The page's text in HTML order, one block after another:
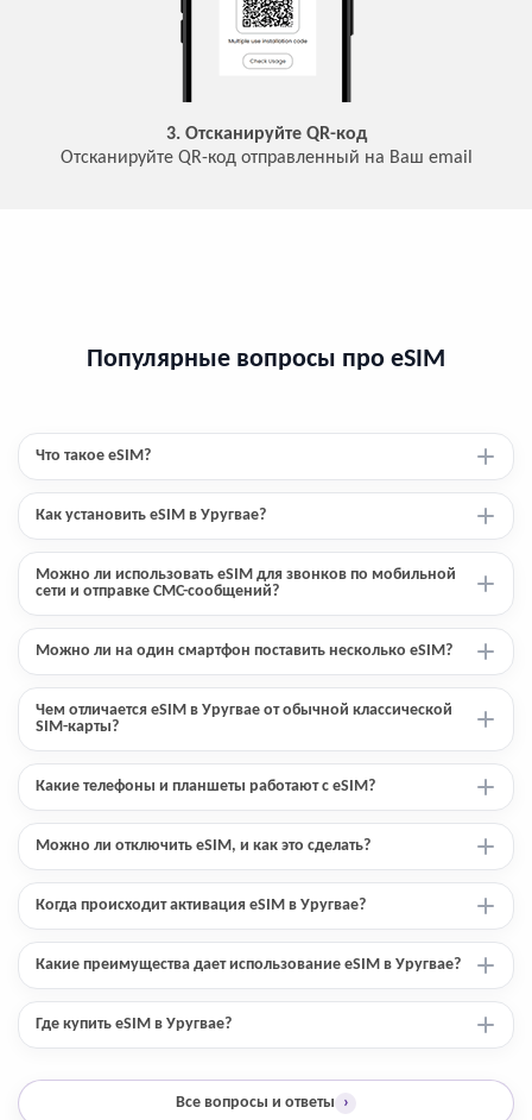
3. Отсканируйте QR-код
Отсканируйте QR-код отправленный на Ваш email
Популярные вопросы про eSIM
Что такое eSIM?
Как установить eSIM в Уругвае?
Можно ли использовать eSIM для звонков по мобильной
сети и отправке СМС-сообщений?
Можно ли на один смартфон поставить несколько eSIM?
Чем отличается eSIM в Уругвае от обычной классической
SIM-карты?
Какие телефоны и планшеты работают с eSIM?
Можно ли отключить eSIM, и как это сделать?
Когда происходит активация eSIM в Уругвае?
Какие преимущества дает использование eSIM в Уругвае?
Где купить eSIM в Уругвае?
Все вопросы и ответы ›